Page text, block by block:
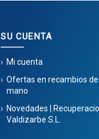
SU CUENTA
Mi cuenta
Ofertas en recambios
mano
Novedades |
Valdizarbe S.L.